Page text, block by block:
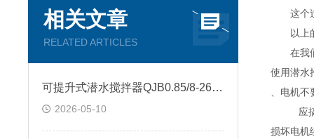
相关文章
RELATED ARTICLES
可提升式潜水搅拌器QJB0.85/8-260/3-740S技术参数
2026-05-10
这个过
以上的
在我
使用潜水
、电机
应搞清
损坏电机